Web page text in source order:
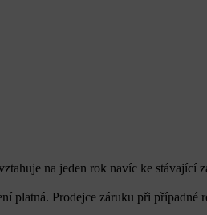
na jeden rok navíc ke stávající
platná. Prodejce záruku při případné